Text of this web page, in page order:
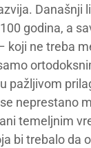
Današnji
godina, a
koji ne treba
pažljivom
neprestano
temeljnim
bi trebalo da